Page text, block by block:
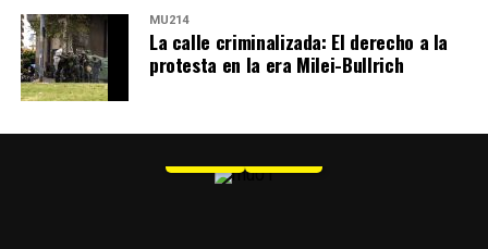
MU214
La calle criminalizada: El derecho a la
protesta en la era Milei-Bullrich